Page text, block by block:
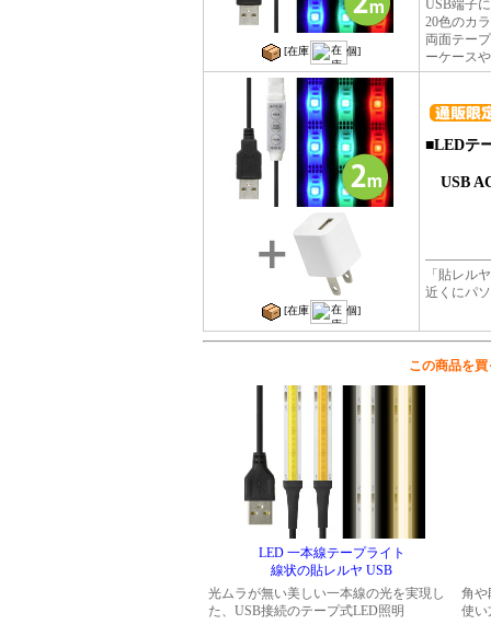
[在庫 個]
USB端子
20色のカ
両面テー
ーケース
[在庫 個]
■LEDテ
USB
「貼レル
近くにパ
この商品を
LED 一本線テープライト
線状の貼レルヤ USB
光ムラが無い美しい一本線の光を実現し
た、USB接続のテープ式LED照明
角や
使い